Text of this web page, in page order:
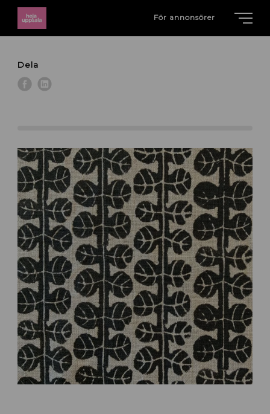
För annonsörer
Dela